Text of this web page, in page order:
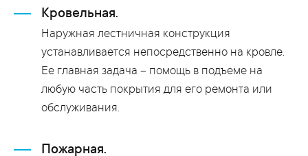
Кровельная.
Наружная лестничная конструкция
устанавливается непосредственно на кровле.
Ее главная задача – помощь в подъеме на
любую часть покрытия для его ремонта или
обслуживания.
Пожарная.